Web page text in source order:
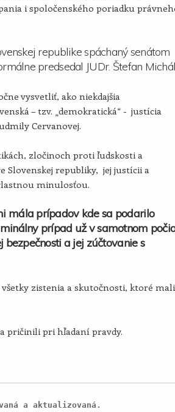
i spoločenského poriadku
republike spáchaný senátom
predsedal JUDr. Štefan
vysvetliť, ako niekdajšia
– tzv. „demokratická“ - justícia
Cervanovej.
zločinoch proti ľudskosti a
Slovenskej republiky, jej justícii a
minulosťou.
mála prípadov kde sa podarilo
prípad už v samotnom
a jej zúčtovanie s
zistenia a skutočnosti, ktoré mali
pričinili pri hľadaní pravdy.
a aktualizovaná.